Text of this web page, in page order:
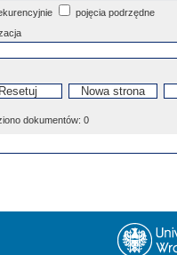
pojęcia podrzędne
dokumentów: 0